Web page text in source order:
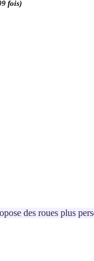
fois)
des roues plus